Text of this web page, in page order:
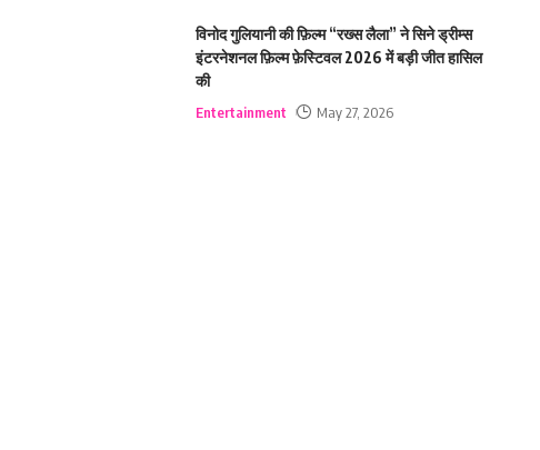
विनोद गुलियानी की फ़िल्म “रख्स लैला” ने सिने ड्रीम्स
इंटरनेशनल फ़िल्म फ़ेस्टिवल 2026 में बड़ी जीत हासिल
की
Entertainment May 27, 2026